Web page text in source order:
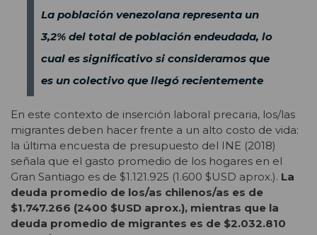
La población venezolana representa un
3,2% del total de población endeudada, lo
cual es significativo si consideramos que
es un colectivo que llegó recientemente
En este contexto de inserción laboral precaria, los/las
migrantes deben hacer frente a un alto costo de vida:
la última encuesta de presupuesto del INE (2018)
señala que el gasto promedio de los hogares en el
Gran Santiago es de $1.121.925 (1.600 $USD aprox.). La
deuda promedio de los/as chilenos/as es de
$1.747.266 (2400 $USD aprox.), mientras que la
deuda promedio de migrantes es de $2.032.810